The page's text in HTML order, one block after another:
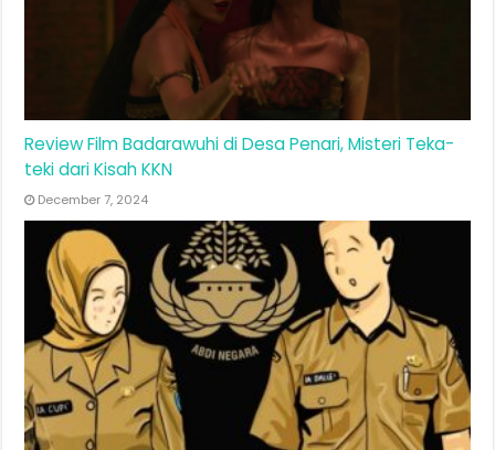
Review Film Badarawuhi di Desa Penari, Misteri Teka-
teki dari Kisah KKN
December 7, 2024